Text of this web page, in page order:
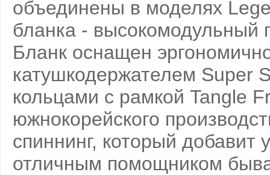
объединены в моделях
бланка - высокомодульный
Бланк оснащен
катушкодержателем Super
кольцами с рамкой Tangle
южнокорейского
спиннинг, который добавит
отличным помощником